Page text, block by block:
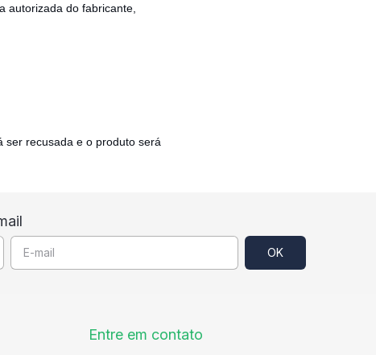
autorizada do fabricante,
ser recusada e o produto será
Entre em contato